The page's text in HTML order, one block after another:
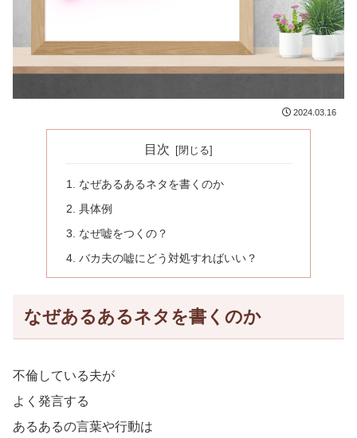
2024.03.16
目次
なぜあるあるネタを書くのか
具体例
なぜ嘘をつくの？
バカ夫の嘘にどう対処すればいい？
なぜあるあるネタを書くのか
不倫している夫が
よく発言する
あるあるの言葉や行動は